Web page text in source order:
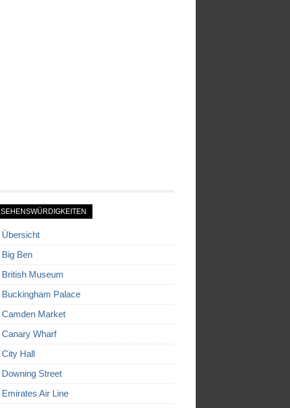
SEHENSWÜRDIGKEITEN
Übersicht
Big Ben
British Museum
Buckingham Palace
Camden Market
Canary Wharf
City Hall
Downing Street
Emirates Air Line